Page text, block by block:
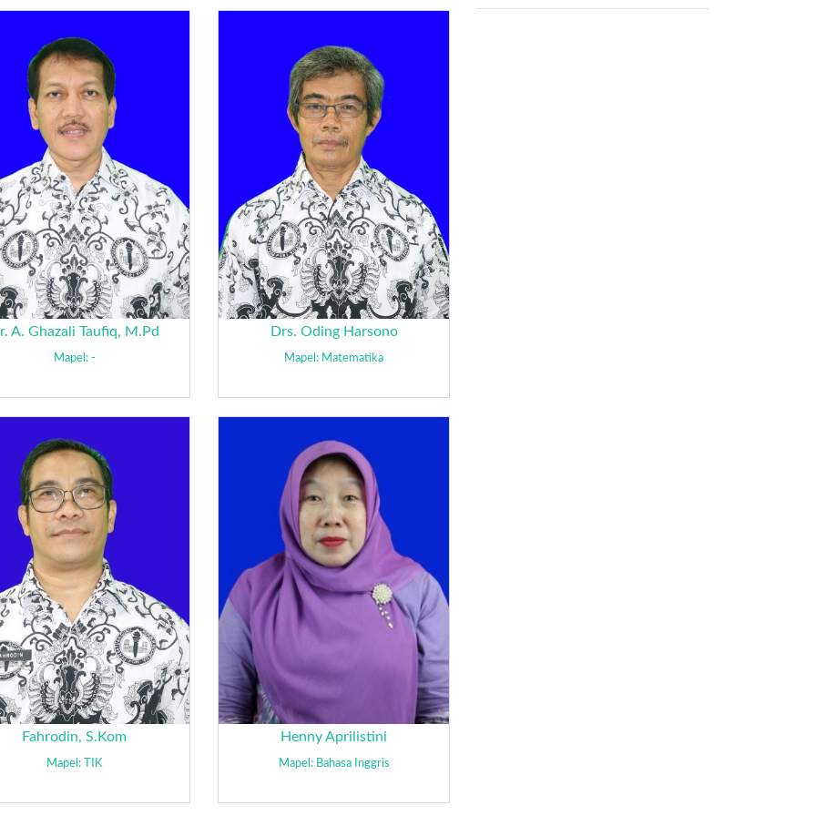
A. Ghazali Taufiq, M.Pd
Mapel: -
Drs. Oding Harsono
Mapel: Matematika
Fahrodin, S.Kom
Mapel: TIK
Henny Aprilistini
Mapel: Bahasa Inggris